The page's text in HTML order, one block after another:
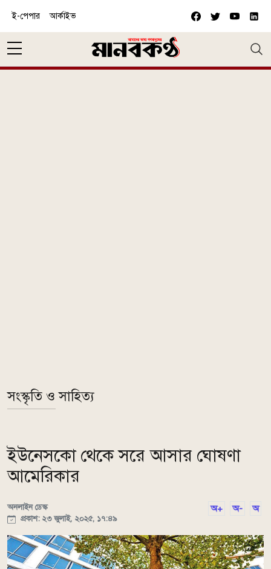
ই-পেপার আর্কাইভ
সংস্কৃতি ও সাহিত্য
ইউনেসকো থেকে সরে আসার ঘোষণা
আমেরিকার
অনলাইন ডেস্ক
প্রকাশ: ২৩ জুলাই, ২০২৫, ১৭:৪৯
অ+ অ- অ